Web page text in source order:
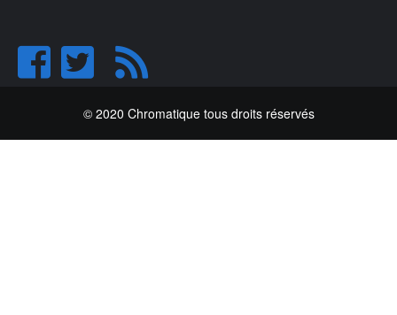
© 2020 Chromatique tous droits réservés